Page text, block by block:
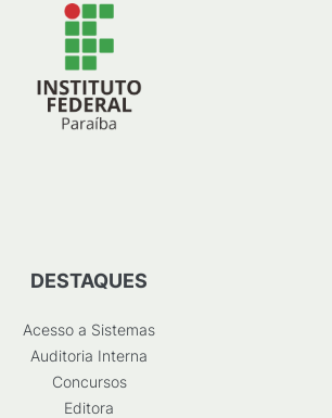
DESTAQUES
Acesso a Sistemas
Auditoria Interna
Concursos
Editora